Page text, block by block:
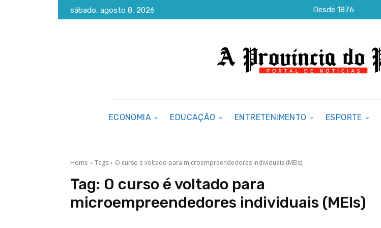
sábado, agosto 8, 2026 Desde 1876
ECONOMIA EDUCAÇÃO ENTRETENIMENTO ESPORTE
Home Tags O curso é voltado para microempreendedores individuais (MEIs)
Tag: O curso é voltado para
microempreendedores individuais (MEIs)